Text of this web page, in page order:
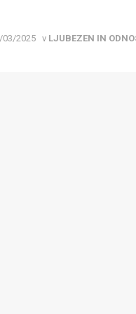
03/2025 v LJUBEZEN IN